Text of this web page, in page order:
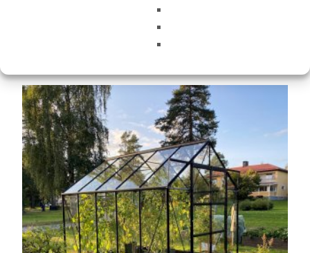
Relaterade produkter